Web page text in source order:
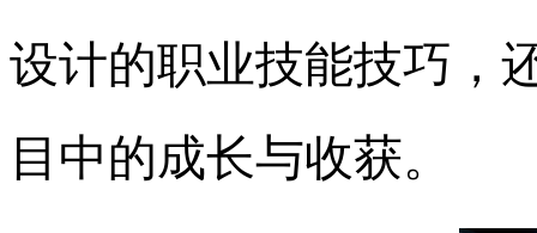
设计的职业技能技巧，
目中的成长与收获。